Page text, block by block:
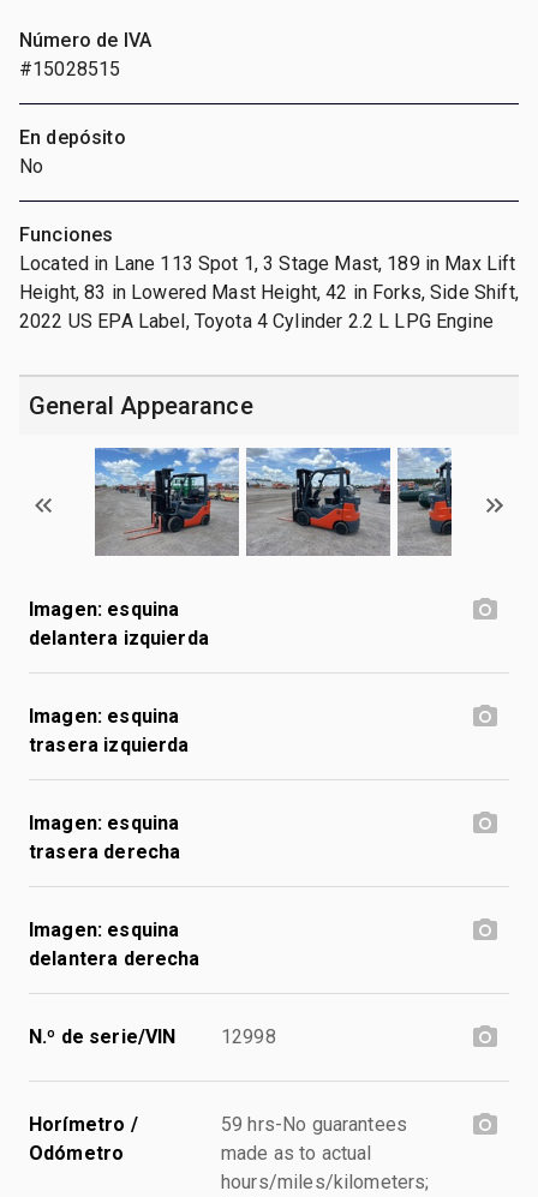
Número de IVA
#15028515
En depósito
No
Funciones
Located in Lane 113 Spot 1, 3 Stage Mast, 189 in Max Lift
Height, 83 in Lowered Mast Height, 42 in Forks, Side Shift,
2022 US EPA Label, Toyota 4 Cylinder 2.2 L LPG Engine
General Appearance
Imagen: esquina
delantera izquierda
Imagen: esquina
trasera izquierda
Imagen: esquina
trasera derecha
Imagen: esquina
delantera derecha
N.º de serie/VIN 12998
Horímetro /
Odómetro
59 hrs-No guarantees
made as to actual
hours/miles/kilometers;